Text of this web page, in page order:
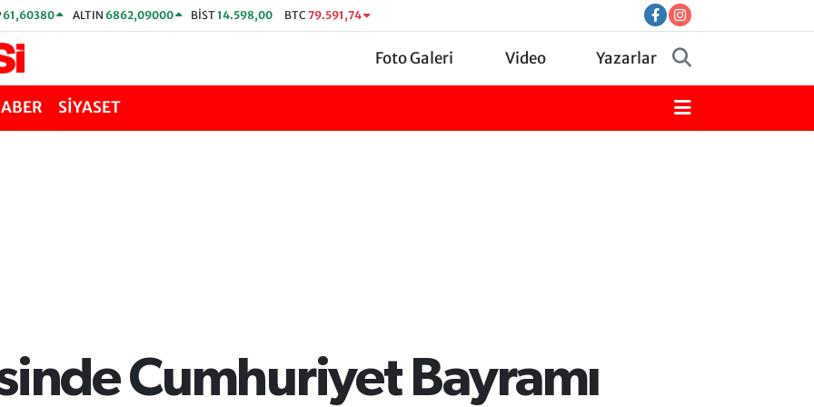
61,60380 ALTIN 6862,09000 BİST14.598,00 BTC 79.591,74
Foto Galeri Video Yazarlar
SİYASET
Cumhuriyet Bayramı